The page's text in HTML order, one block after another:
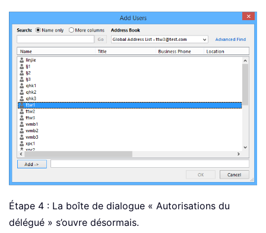
Étape 4 : La boîte de dialogue « Autorisations du
délégué » s’ouvre désormais.